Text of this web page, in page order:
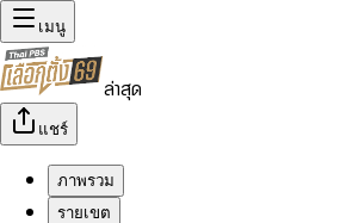
เมนู
ล่าสุด
แชร์
ภาพรวม
รายเขต